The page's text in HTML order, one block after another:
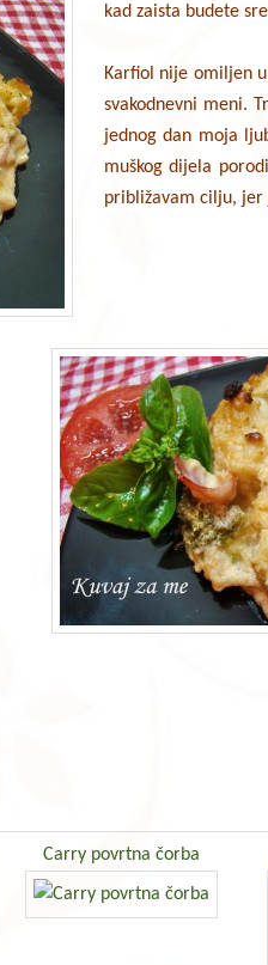
kad zaista budete
Karfiol nije omiljen
svakodnevni meni.
jednog dan moja
muškog dijela
približavam cilju, jer
Carry povrtna čorba